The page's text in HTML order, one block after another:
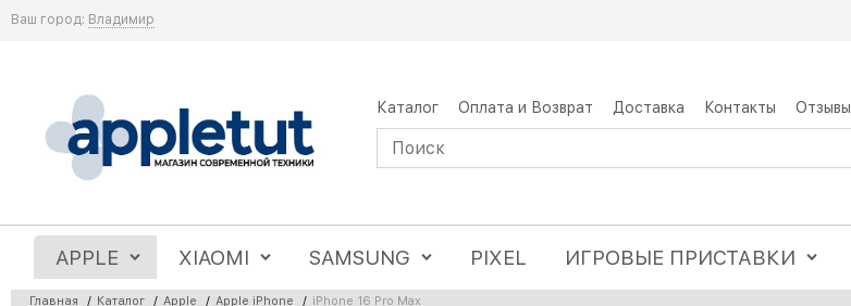
Ваш город: Владимир
Каталог Оплата и Возврат Доставка Контакты Отзывы
APPLE XIAOMI SAMSUNG PIXEL ИГРОВЫЕ ПРИСТАВКИ
Главная / Каталог / Apple / Apple iPhone / iPhone 16 Pro Max